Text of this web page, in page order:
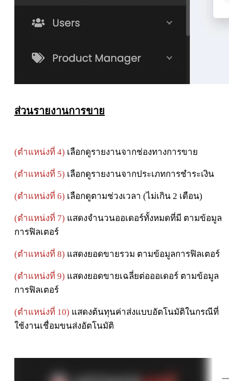
ส่วนรายงานการขาย
(ตำแหน่งที่ 4) เลือกดูรายงานจากช่องทางการขาย
(ตำแหน่งที่ 5) เลือกดูรายงานจากประเภทการชำระเงิน
(ตำแหน่งที่ 6) เลือกดูตามช่วงเวลา (ไม่เกิน 2 เดือน)
(ตำแหน่งที่ 7) แสดงจำนวนออเดอร์ทั้งหมดที่มี ตามข้อมูล
การฟิลเตอร์
(ตำแหน่งที่ 8) แสดงยอดขายรวม ตามข้อมูลการฟิลเตอร์
(ตำแหน่งที่ 9) แสดงยอดขายเฉลี่ยต่อออเดอร์ ตามข้อมูล
การฟิลเตอร์
(ตำแหน่งที่ 10) แสดงต้นทุนค่าส่งแบบอัตโนมัติในกรณีที่
ใช้งานเชื่อมขนส่งอัตโนมัติ